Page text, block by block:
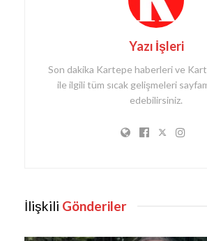
Yazı İşleri
Son dakika Kartepe haberleri ve
ile ilgili tüm sıcak gelişmeleri
edebilirsiniz.
İlişkili Gönderiler